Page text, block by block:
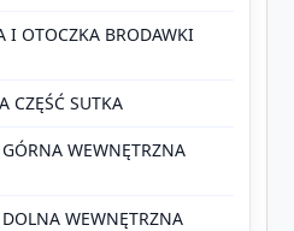
I OTOCZKA BRODAWKI
CZĘŚĆ SUTKA
WEWNĘTRZNA
WEWNĘTRZNA